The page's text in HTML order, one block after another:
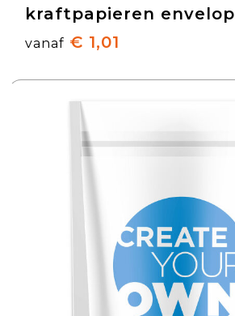
kraftpapieren envelop
vanaf € 1,01